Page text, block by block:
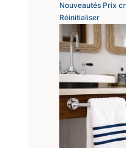
Nouveautés Prix
Réinitialiser